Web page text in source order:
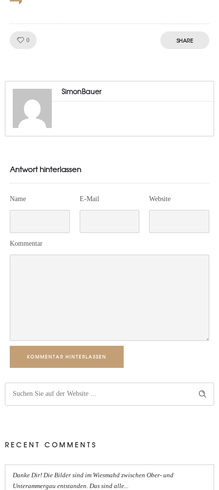
0 SHARE
SimonBauer
Antwort hinterlassen
Name E-Mail Website
Kommentar
KOMMENTAR HINTERLASSEN
RECENT COMMENTS
Danke Dir! Die Bilder sind im Wiesmahd zwischen Ober- und
Unterammergau entstanden. Das sind alle...